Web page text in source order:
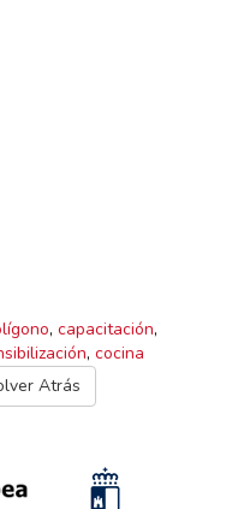
, capacitación,
, cocina
Atrás